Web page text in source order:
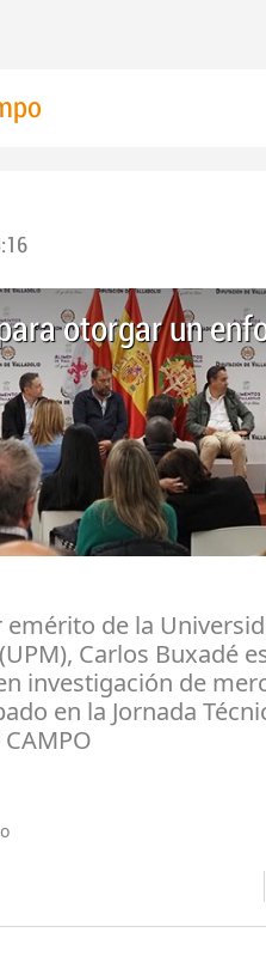
otorgar un
de la
Carlos Buxadé
investigación de
en la Jornada